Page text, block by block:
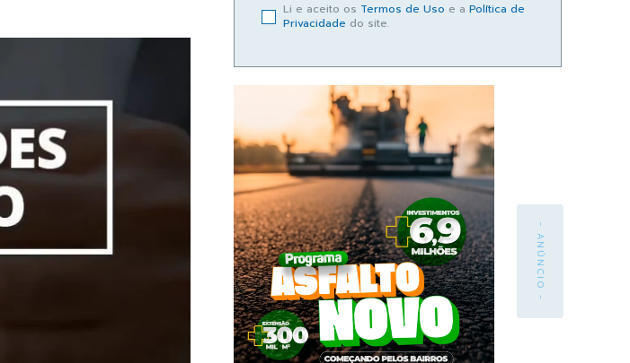
Li e aceito os Termos de Uso e a Política de
Privacidade do site.
- ANÚNCIO -